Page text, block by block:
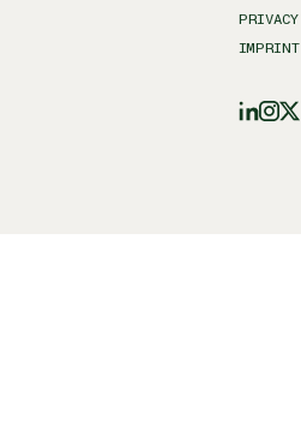
PRIVACY
IMPRINT